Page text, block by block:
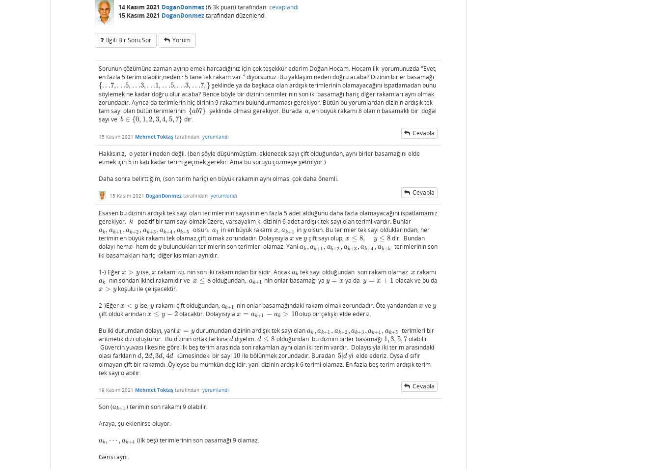
14 Kasım 2021 DoganDonmez(6.3k puan) tarafından cevaplandı
15 Kasım 2021 DoganDonmeztarafındandüzenlendi
Ilgili Bir Soru Sor Yorum
Sorunun çözümüne zaman ayırıp emek harcadığınız için çok teşekkür ederim Doğan Hocam. Hocam ilk yorumunuzda "Evet,
en fazla 5 terim olabilir,nedeni: 5 tane tek rakam var." diyorsunuz. Bu yaklaşım neden doğru acaba? Dizinin birler basamağı
{. . .7, . . .5, . . .3, . . .1, . . .5, . . .3, . . .7, }
{. .7 ,...5 .. .3,. .1 ...5 ,. .3,.. .7 ,
şeklinde ya da başkaca olan ardışık terimlerinin olamayacağını ispatlamadan bunu
söylemek ne kadar doğru olur acaba? Bence böyle bir dizinin terimlerinin son iki basamağı hariç diğer rakamları aynı olmak
zorundadır. Ayrıca da terimlerin hiç birinin 9 rakamını bulundurmaması gerekiyor. Bütün bu yorumlardan dizinin ardışık tek
tam sayı olan bütün terimlerinin {ab7}
{ab7} şeklinde olması gerekiyor. Burada a
a, en büyük rakamı 8 olan n basamaklı bir doğal
sayı ve b ∈ {0, 1,2, 3,4, 5, 7}
b ∈{ 0,1, 2,3,4 5,7} dır.
15 Kasım 2021 Mehmet Toktaş tarafından yorumlandı Cevapla
Haklısınız, o yeterli neden değil. (ben şöyle düşünmüştüm: eklenecek sayı çift olduğundan, aynı birler basamağını elde
etmek için 5 in katı kadar terim geçmek gerekir. Ama bu soruyu çözmeye yetmiyor.)
Daha sonra belirttiğim, (son terim hariç) en büyük rakamın aynı olması çok daha önemli.
15 Kasım 2021 DoganDonmez tarafından yorumlandı Cevapla
Esasen bu dizinin ardışık tek sayı olan terimlerinin sayısının en fazla 5 adet alduğunu daha fazla olamayacağını ispatlamamız
gerekiyor. k
k pozitif bir tam sayı olmak üzere, varsayalım ki dizinin 6 adet ardışık tek sayı olan terimi vardır. Bunlar
ak , ak+1 , ak+2 , ak+3 , ak+4 , ak+5
ak,ak+1, ak+2,ak +3,ak+4,ak + 5 olsun.a1
a1 in en büyük rakamı x
x , ak+1
ak+1 iny
yolsun. Bu terimler tek sayı olduklarından, her
terimin en büyük rakamı tek olamaz,çift olmak zorundadır. Dolayısıyla x
x ve y
yçift sayı olup,x ≤ 8, y ≤ 8
x≤ 8,y≤8
dir. Bundan
dolayı hemx
x hem de y
ybulundukları terimlerin son terimleri olamaz. Yaniak , ak+1 , ak+2 , ak+3 , ak+4 , ak+5
ak,ak+1, a k+2,ak +3,ak+4,ak+ 5
terimlerinin son
iki basamakları hariç diğer kısımları aynıdır.
1-) Eğer x > y
x> y ise,x
x rakamıak
ak nın son iki rakamından birisidir. Ancak ak
ak tek sayı olduğundan son rakam olamaz.x
x rakamı
ak
ak nın sondan ikinci rakamıdır ve x ≤ 8
x≤ 8 olduğundan, ak+1
ak+1 nin onlar basamağı yay = x
y=x ya day = x + 1
y=x+ 1 olacak ve bu da
x > y
x> y koşulu ile çelişecektir.
2-)Eğer x < y
x< y ise,y
yrakamı çift olduğundan, ak+1
ak+1 nin onlar basamağındaki rakam olmak zorundadır. Öte yandandan x
x ve y
y
çift olduklarından x ≤ y − 2
x≤ y− 2 olacaktır. Dolayısıylax = ak+1 − ak > 10
x= ak +1−a >10 olup bir çelişki elde ederiz.
Bu iki durumdan dolayı, yani x = y
x= y durumundan dizinin ardışık tek sayı olanak , ak+1 , ak+2 , ak+3 , ak+4 , ak+5
ak,ak+1, a k+2,ak+3,ak+4,ak+ 5
terimleri bir
aritmetik dizi oluşturur. Bu dizinin ortak farkına d
d diyelim.d ≤ 8
d≤8 olduğundan bu dizinin birler basamağı 1,3, 5, 7
1,3,5 ,7
olabilir.
Güvercin yuvası ilkesine göre ilk beş terim arasında son rakamları aynı olan iki terim vardır. Dolayısıyla iki terim arasındaki
olası farkların d, 2d,3d, 4d
d,2d,3d,4d kümesindeki bir sayı 10
10 ile bölünmek zorundadır. Buradan 5| d
5|dyi elde ederiz. Oysad
d sıfır
olmayan çift bir rakamdı .Öyleyse bu mümkün değıldir. yani dizinin ardışık 6 terimi olamaz. En fazla beş terim ardışık terim
tek sayı olabilir.
19 Kasım 2021 Mehmet Toktaş tarafından yorumlandı Cevapla
Son (ak+1
ak+1) terimin son rakamı 9 olabilir.
Araya, şu eklenirse oluyor:
ak , ⋯ , ak+4
ak,⋯ , a k +4 (ilk beş) terimlerinin son basamağı 9 olamaz.
Gerisi aynı.